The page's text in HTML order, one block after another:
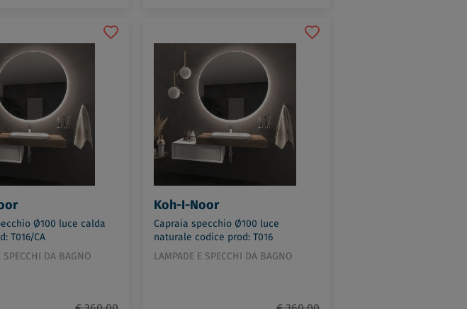
Ø100 luce calda
T016/CA
SPECCHI DA BAGNO
Koh-I-Noor
Capraia specchio Ø100 luce
naturale codice prod: T016
LAMPADE E SPECCHI DA BAGNO